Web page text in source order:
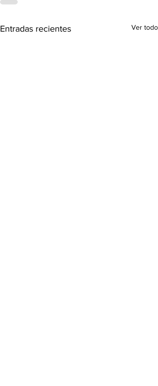
Entradas recientes Ver todo